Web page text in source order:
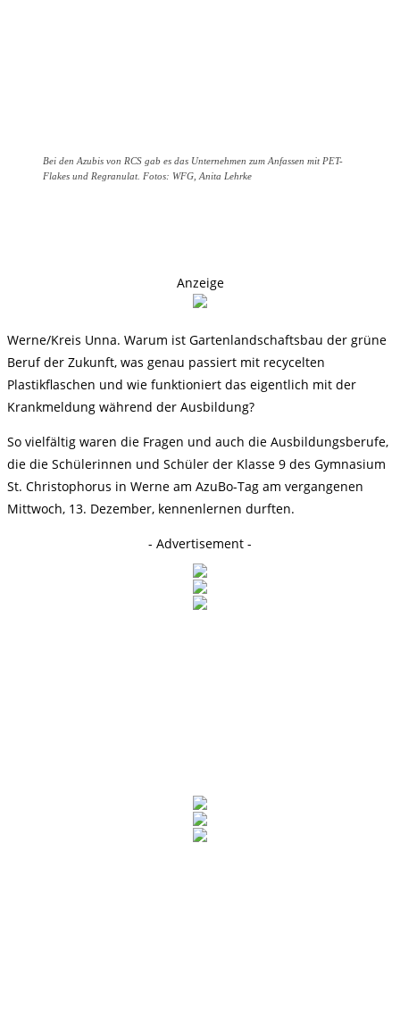
Bei den Azubis von RCS gab es das Unternehmen zum Anfassen mit PET-
Flakes und Regranulat. Fotos: WFG, Anita Lehrke
Anzeige
Werne/Kreis Unna. Warum ist Gartenlandschaftsbau der grüne
Beruf der Zukunft, was genau passiert mit recycelten
Plastikflaschen und wie funktioniert das eigentlich mit der
Krankmeldung während der Ausbildung?
So vielfältig waren die Fragen und auch die Ausbildungsberufe,
die die Schülerinnen und Schüler der Klasse 9 des Gymnasium
St. Christophorus in Werne am AzuBo-Tag am vergangenen
Mittwoch, 13. Dezember, kennenlernen durften.
- Advertisement -